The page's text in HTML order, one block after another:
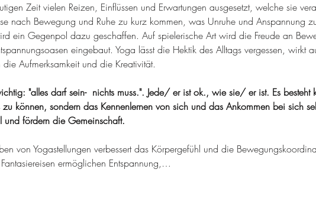
Zeit vielen Reizen, Einflüssen und Erwartungen ausgesetzt, welche sie
nach Bewegung und Ruhe zu kurz kommen, was Unruhe und Anspannung
ein Gegenpol dazu geschaffen. Auf spielerische Art wird die Freude an
eingebaut. Yoga lässt die Hektik des Alltags vergessen, wirkt
Aufmerksamkeit und die Kreativität.
"alles darf sein-  nichts muss.". Jede/ er ist ok., wie sie/ er ist. Es besteht
können, sondern das Kennenlernen von sich und das Ankommen bei sich
und fördern die Gemeinschaft.
von Yogastellungen verbessert das Körpergefühl und die
ermöglichen Entspannung,…